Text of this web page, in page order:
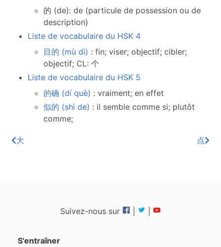
的 (de): de (particule de possession ou de
description)
Liste de vocabulaire du HSK 4
目的 (mù dì) : fin; viser; objectif; cibler;
objectif; CL: 个
Liste de vocabulaire du HSK 5
的确 (dí què) : vraiment; en effet
似的 (shì de) : il semble comme si; plutôt
comme;
大 点
Suivez-nous sur
S'entraîner